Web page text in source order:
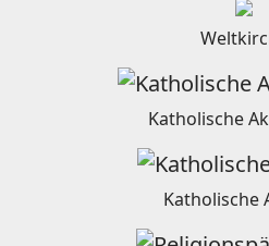
Katholische
Katholische